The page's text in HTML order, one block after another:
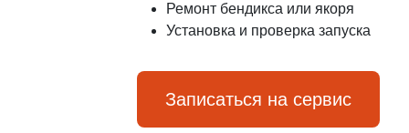
Ремонт бендикса или якоря
Установка и проверка запуска
Записаться на сервис